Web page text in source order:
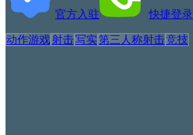
官方入驻 快捷登录
动作游戏 射击写实第三人称射击竞技